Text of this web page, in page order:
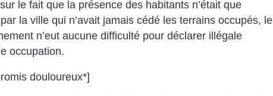
le fait que la présence des habitants n’était que
la ville qui n’avait jamais cédé les terrains occupés, le
n’eut aucune difficulté pour déclarer illégale
occupation.
douloureux*]